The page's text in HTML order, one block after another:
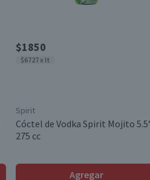
$1850
$6727 x lt
Spirit
Cóctel de Vodka Spirit Mojito
275 cc
Agregar